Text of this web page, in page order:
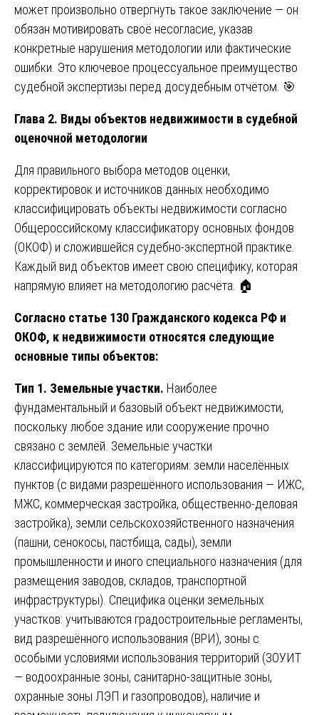
может произвольно отвергнуть такое заключение — он
обязан мотивировать своё несогласие, указав
конкретные нарушения методологии или фактические
ошибки. Это ключевое процессуальное преимущество
судебной экспертизы перед досудебным отчётом. 🎯
Глава 2. Виды объектов недвижимости в судебной
оценочной методологии
Для правильного выбора методов оценки,
корректировок и источников данных необходимо
классифицировать объекты недвижимости согласно
Общероссийскому классификатору основных фондов
(ОКОФ) и сложившейся судебно-экспертной практике.
Каждый вид объектов имеет свою специфику, которая
напрямую влияет на методологию расчёта. 🏠
Согласно статье 130 Гражданского кодекса РФ и
ОКОФ, к недвижимости относятся следующие
основные типы объектов:
Тип 1. Земельные участки. Наиболее
фундаментальный и базовый объект недвижимости,
поскольку любое здание или сооружение прочно
связано с землёй. Земельные участки
классифицируются по категориям: земли населённых
пунктов (с видами разрешённого использования — ИЖС,
МЖС, коммерческая застройка, общественно-деловая
застройка), земли сельскохозяйственного назначения
(пашни, сенокосы, пастбища, сады), земли
промышленности и иного специального назначения (для
размещения заводов, складов, транспортной
инфраструктуры). Специфика оценки земельных
участков: учитываются градостроительные регламенты,
вид разрешённого использования (ВРИ), зоны с
особыми условиями использования территорий (ЗОУИТ
— водоохранные зоны, санитарно-защитные зоны,
охранные зоны ЛЭП и газопроводов), наличие и